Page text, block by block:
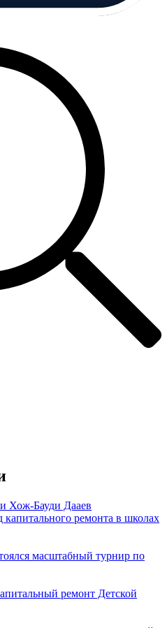
Хож-Бауди Дааев
капитального ремонта в школах
масштабный турнир по
ремонт Детской